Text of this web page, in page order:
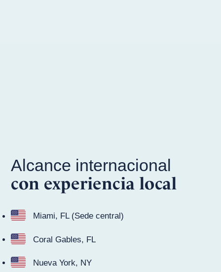
Alcance internacional
con experiencia local
Miami, FL (Sede central)
Coral Gables, FL
Nueva York, NY